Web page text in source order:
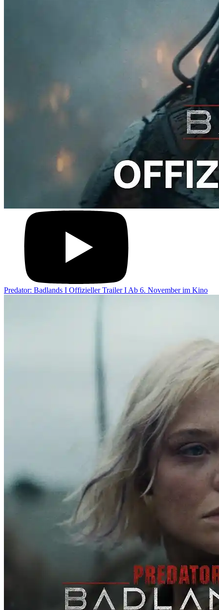
Predator: Badlands I Offizieller Trailer I Ab 6. November im Kino